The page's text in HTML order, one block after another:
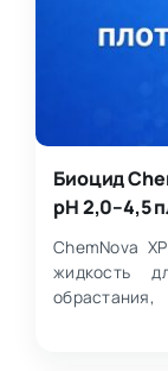
Биоцид
pH 2,0–4,5
ChemNova
жидкость